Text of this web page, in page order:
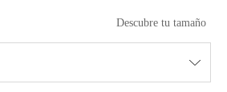
Descubre tu tamaño